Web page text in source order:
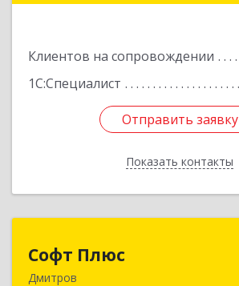
Клиентов на сопровождении
1С:Специалист
Отправить заявку
Показать контакты
Отправить заявку
Назад
Софт Плюс
Дмитров141851, Московская обл,